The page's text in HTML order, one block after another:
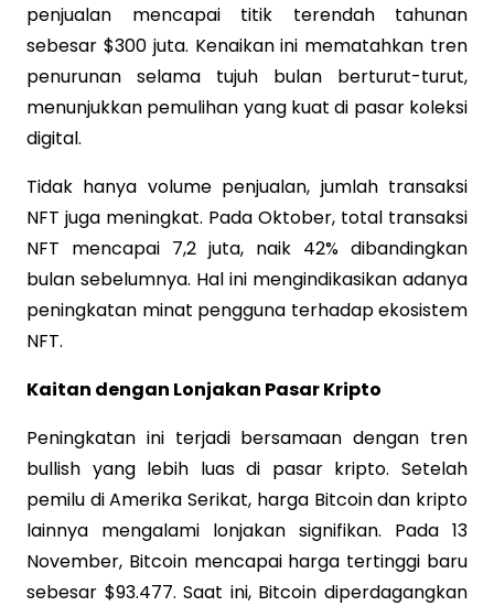
penjualan mencapai titik terendah tahunan
sebesar $300 juta. Kenaikan ini mematahkan tren
penurunan selama tujuh bulan berturut-turut,
menunjukkan pemulihan yang kuat di pasar koleksi
digital.
Tidak hanya volume penjualan, jumlah transaksi
NFT juga meningkat. Pada Oktober, total transaksi
NFT mencapai 7,2 juta, naik 42% dibandingkan
bulan sebelumnya. Hal ini mengindikasikan adanya
peningkatan minat pengguna terhadap ekosistem
NFT.
Kaitan dengan Lonjakan Pasar Kripto
Peningkatan ini terjadi bersamaan dengan tren
bullish yang lebih luas di pasar kripto. Setelah
pemilu di Amerika Serikat, harga Bitcoin dan kripto
lainnya mengalami lonjakan signifikan. Pada 13
November, Bitcoin mencapai harga tertinggi baru
sebesar $93.477. Saat ini, Bitcoin diperdagangkan